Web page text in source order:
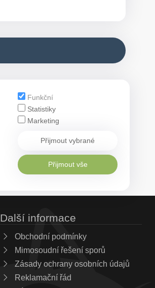
Funkční
Statistiky
Marketing
Přijmout vybrané
Přijmout vše
Další informace
Obchodní podmínky
Mimosoudní řešení sporů
Zásady ochrany osobních údajů
Reklamační řád